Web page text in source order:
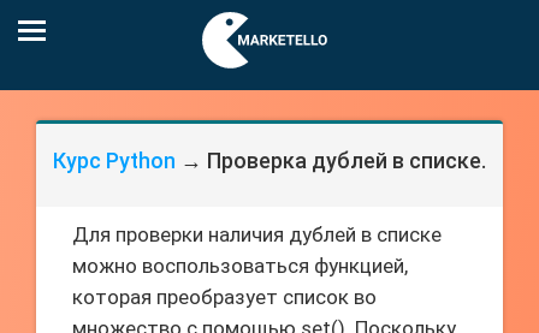
Курс Python → Проверка дублей в списке.
Для проверки наличия дублей в списке
можно воспользоваться функцией,
которая преобразует список во
множество с помощью set(). Поскольку